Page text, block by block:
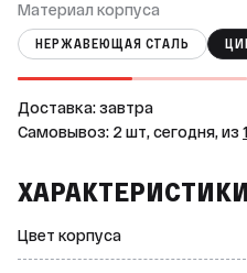
Материал корпуса
НЕРЖАВЕЮЩАЯ СТАЛЬ
Доставка: завтра
Самовывоз: 2 шт, сегодня, из
ХАРАКТЕРИСТИКИ
Цвет корпуса